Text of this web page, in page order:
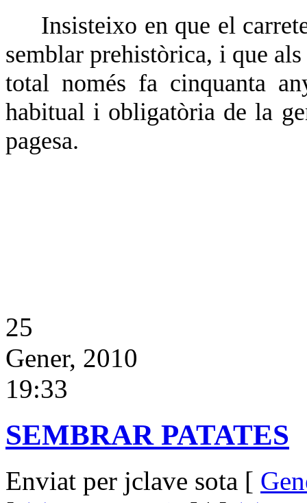
Insisteixo en que el
semblar prehistòrica, i que
total només fa cinquanta
habitual i obligatòria de la
pagesa.
25
Gener, 2010
19:33
SEMBRAR PATATES
Enviat per jclave sota [